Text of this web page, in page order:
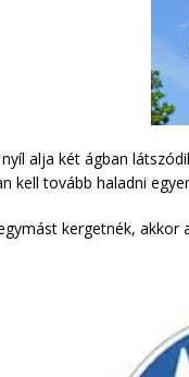
alja két ágban
kell tovább haladni
kergetnék, akkor